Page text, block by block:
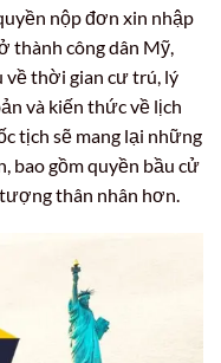
nộp đơn xin nhập
công dân Mỹ,
về thời gian cư trú, lý
và kiến thức về lịch
tịch sẽ mang lại những
bao gồm quyền bầu cử
thân nhân hơn.